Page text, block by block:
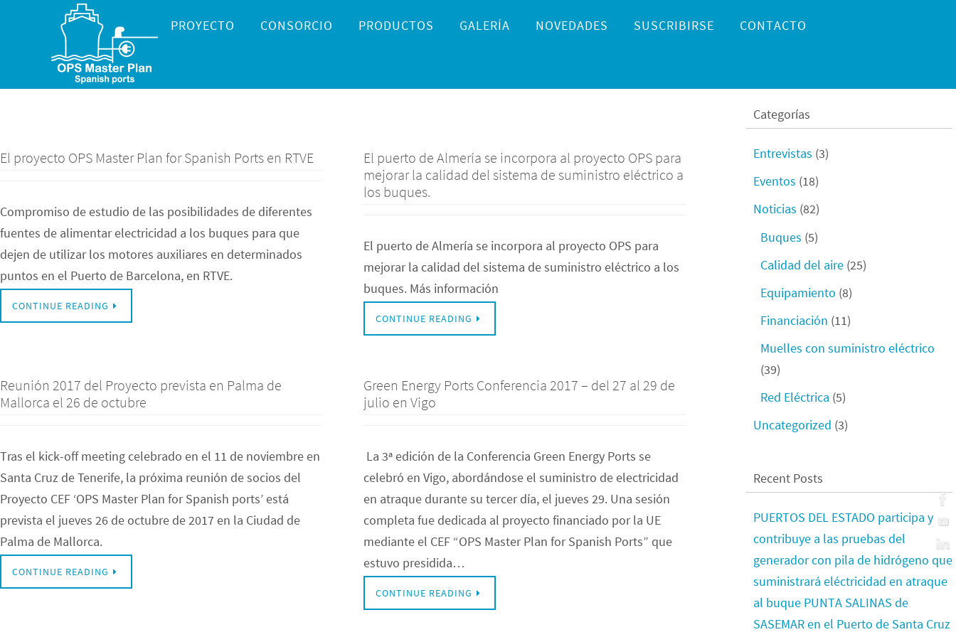
contenido
contenido
PROYECTO CONSORCIO PRODUCTOS GALERÍA NOVEDADES SUSCRIBIRSE CONTACTO
El proyecto OPS Master Plan for Spanish Ports en RTVE
Compromiso de estudio de las posibilidades de diferentes
fuentes de alimentar electricidad a los buques para que
dejen de utilizar los motores auxiliares en determinados
puntos en el Puerto de Barcelona, en RTVE.
CONTINUE READING
El puerto de Almería se incorpora al proyecto OPS para
mejorar la calidad del sistema de suministro eléctrico a
los buques.
El puerto de Almería se incorpora al proyecto OPS para
mejorar la calidad del sistema de suministro eléctrico a los
buques. Más información
CONTINUE READING
Reunión 2017 del Proyecto prevista en Palma de
Mallorca el 26 de octubre
Tras el kick-off meeting celebrado en el 11 de noviembre en
Santa Cruz de Tenerife, la próxima reunión de socios del
Proyecto CEF ‘OPS Master Plan for Spanish ports’ está
prevista el jueves 26 de octubre de 2017 en la Ciudad de
Palma de Mallorca.
CONTINUE READING
Green Energy Ports Conferencia 2017 – del 27 al 29 de
julio en Vigo
La 3ª edición de la Conferencia Green Energy Ports se
celebró en Vigo, abordándose el suministro de electricidad
en atraque durante su tercer día, el jueves 29. Una sesión
completa fue dedicada al proyecto financiado por la UE
mediante el CEF “OPS Master Plan for Spanish Ports” que
estuvo presidida…
CONTINUE READING
Categorías
Entrevistas (3)
Eventos (18)
Noticias (82)
Buques (5)
Calidad del aire (25)
Equipamiento (8)
Financiación (11)
Muelles con suministro eléctrico
(39)
Red Eléctrica (5)
Uncategorized (3)
Recent Posts
PUERTOS DEL ESTADO participa y
contribuye a las pruebas del
generador con pila de hidrógeno que
suministrará eléctricidad en atraque
al buque PUNTA SALINAS de
SASEMAR en el Puerto de Santa Cruz